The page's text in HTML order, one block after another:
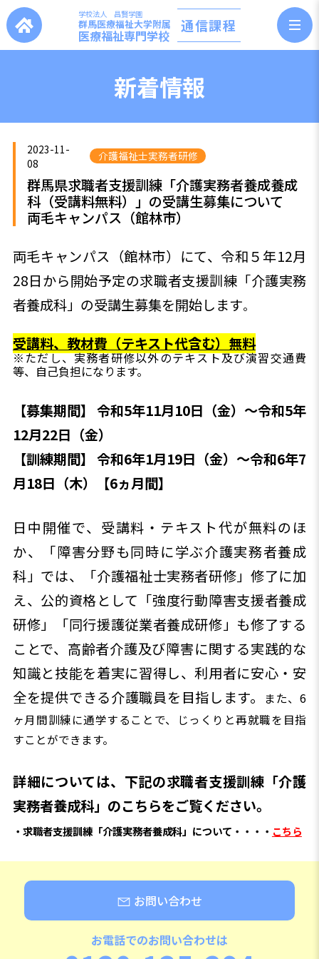
学校法人 昌賢学園
群馬医療福祉大学附属
医療福祉専門学校
通信課程
新着情報
2023-11-
08
介護福祉士実務者研修
群馬県求職者支援訓練「介護実務者養成養成
科（受講料無料）」の受講生募集について
両毛キャンパス（館林市）
両毛キャンパス（館林市）にて、令和５年12月
28日から開始予定の求職者支援訓練「介護実務
者養成科」の受講生募集を開始します。
受講料、教材費（テキスト代含む）無料
※ただし、実務者研修以外のテキスト及び演習交通費
等、自己負担になります。
【募集期間】 令和5年11月10日（金）～令和5年
12月22日（金）
【訓練期間】 令和6年1月19日（金）～令和6年7
月18日（木）【6ヵ月間】
日中開催で、受講料・テキスト代が無料のほ
か、「障害分野も同時に学ぶ介護実務者養成
科」では、「介護福祉士実務者研修」修了に加
え、公的資格として「強度行動障害支援者養成
研修」「同行援護従業者養成研修」も修了する
ことで、高齢者介護及び障害に関する実践的な
知識と技能を着実に習得し、利用者に安心・安
全を提供できる介護職員を目指します。
また、6
ヶ月間訓練に通学することで、じっくりと再就職を目指
すことができます。
詳細については、下記の求職者支援訓練「介護
実務者養成科」のこちらをご覧ください。
・求職者支援訓練「介護実務者養成科」について・・・・ こちら
お問い合わせ
お電話でのお問い合わせは